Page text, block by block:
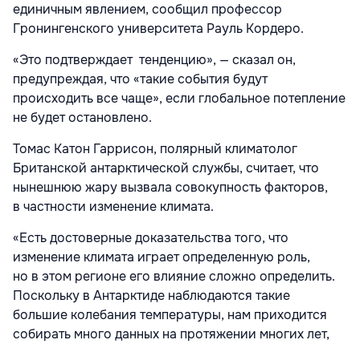
единичным явлением, сообщил профессор
Гронингенского университета Рауль Кордеро.
«Это подтверждает тенденцию», — сказал он,
предупреждая, что «такие события будут
происходить все чаще», если глобальное потепление
не будет остановлено.
Томас Катон Гаррисон, полярный климатолог
Британской антарктической службы, считает, что
нынешнюю жару вызвала совокупность факторов,
в частности изменение климата.
«Есть достоверные доказательства того, что
изменение климата играет определенную роль,
но в этом регионе его влияние сложно определить.
Поскольку в Антарктиде наблюдаются такие
большие колебания температуры, нам приходится
собирать много данных на протяжении многих лет,